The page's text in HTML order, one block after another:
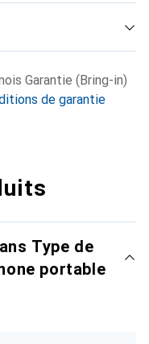
Garantie (Bring-in)
de garantie
Type de
portable